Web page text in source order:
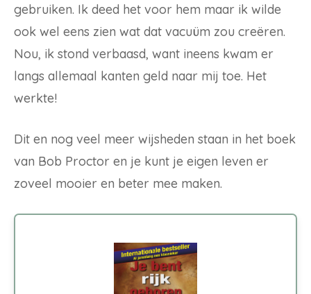
gebruiken. Ik deed het voor hem maar ik wilde
ook wel eens zien wat dat vacuüm zou creëren.
Nou, ik stond verbaasd, want ineens kwam er
langs allemaal kanten geld naar mij toe. Het
werkte!
Dit en nog veel meer wijsheden staan in het boek
van Bob Proctor en je kunt je eigen leven er
zoveel mooier en beter mee maken.